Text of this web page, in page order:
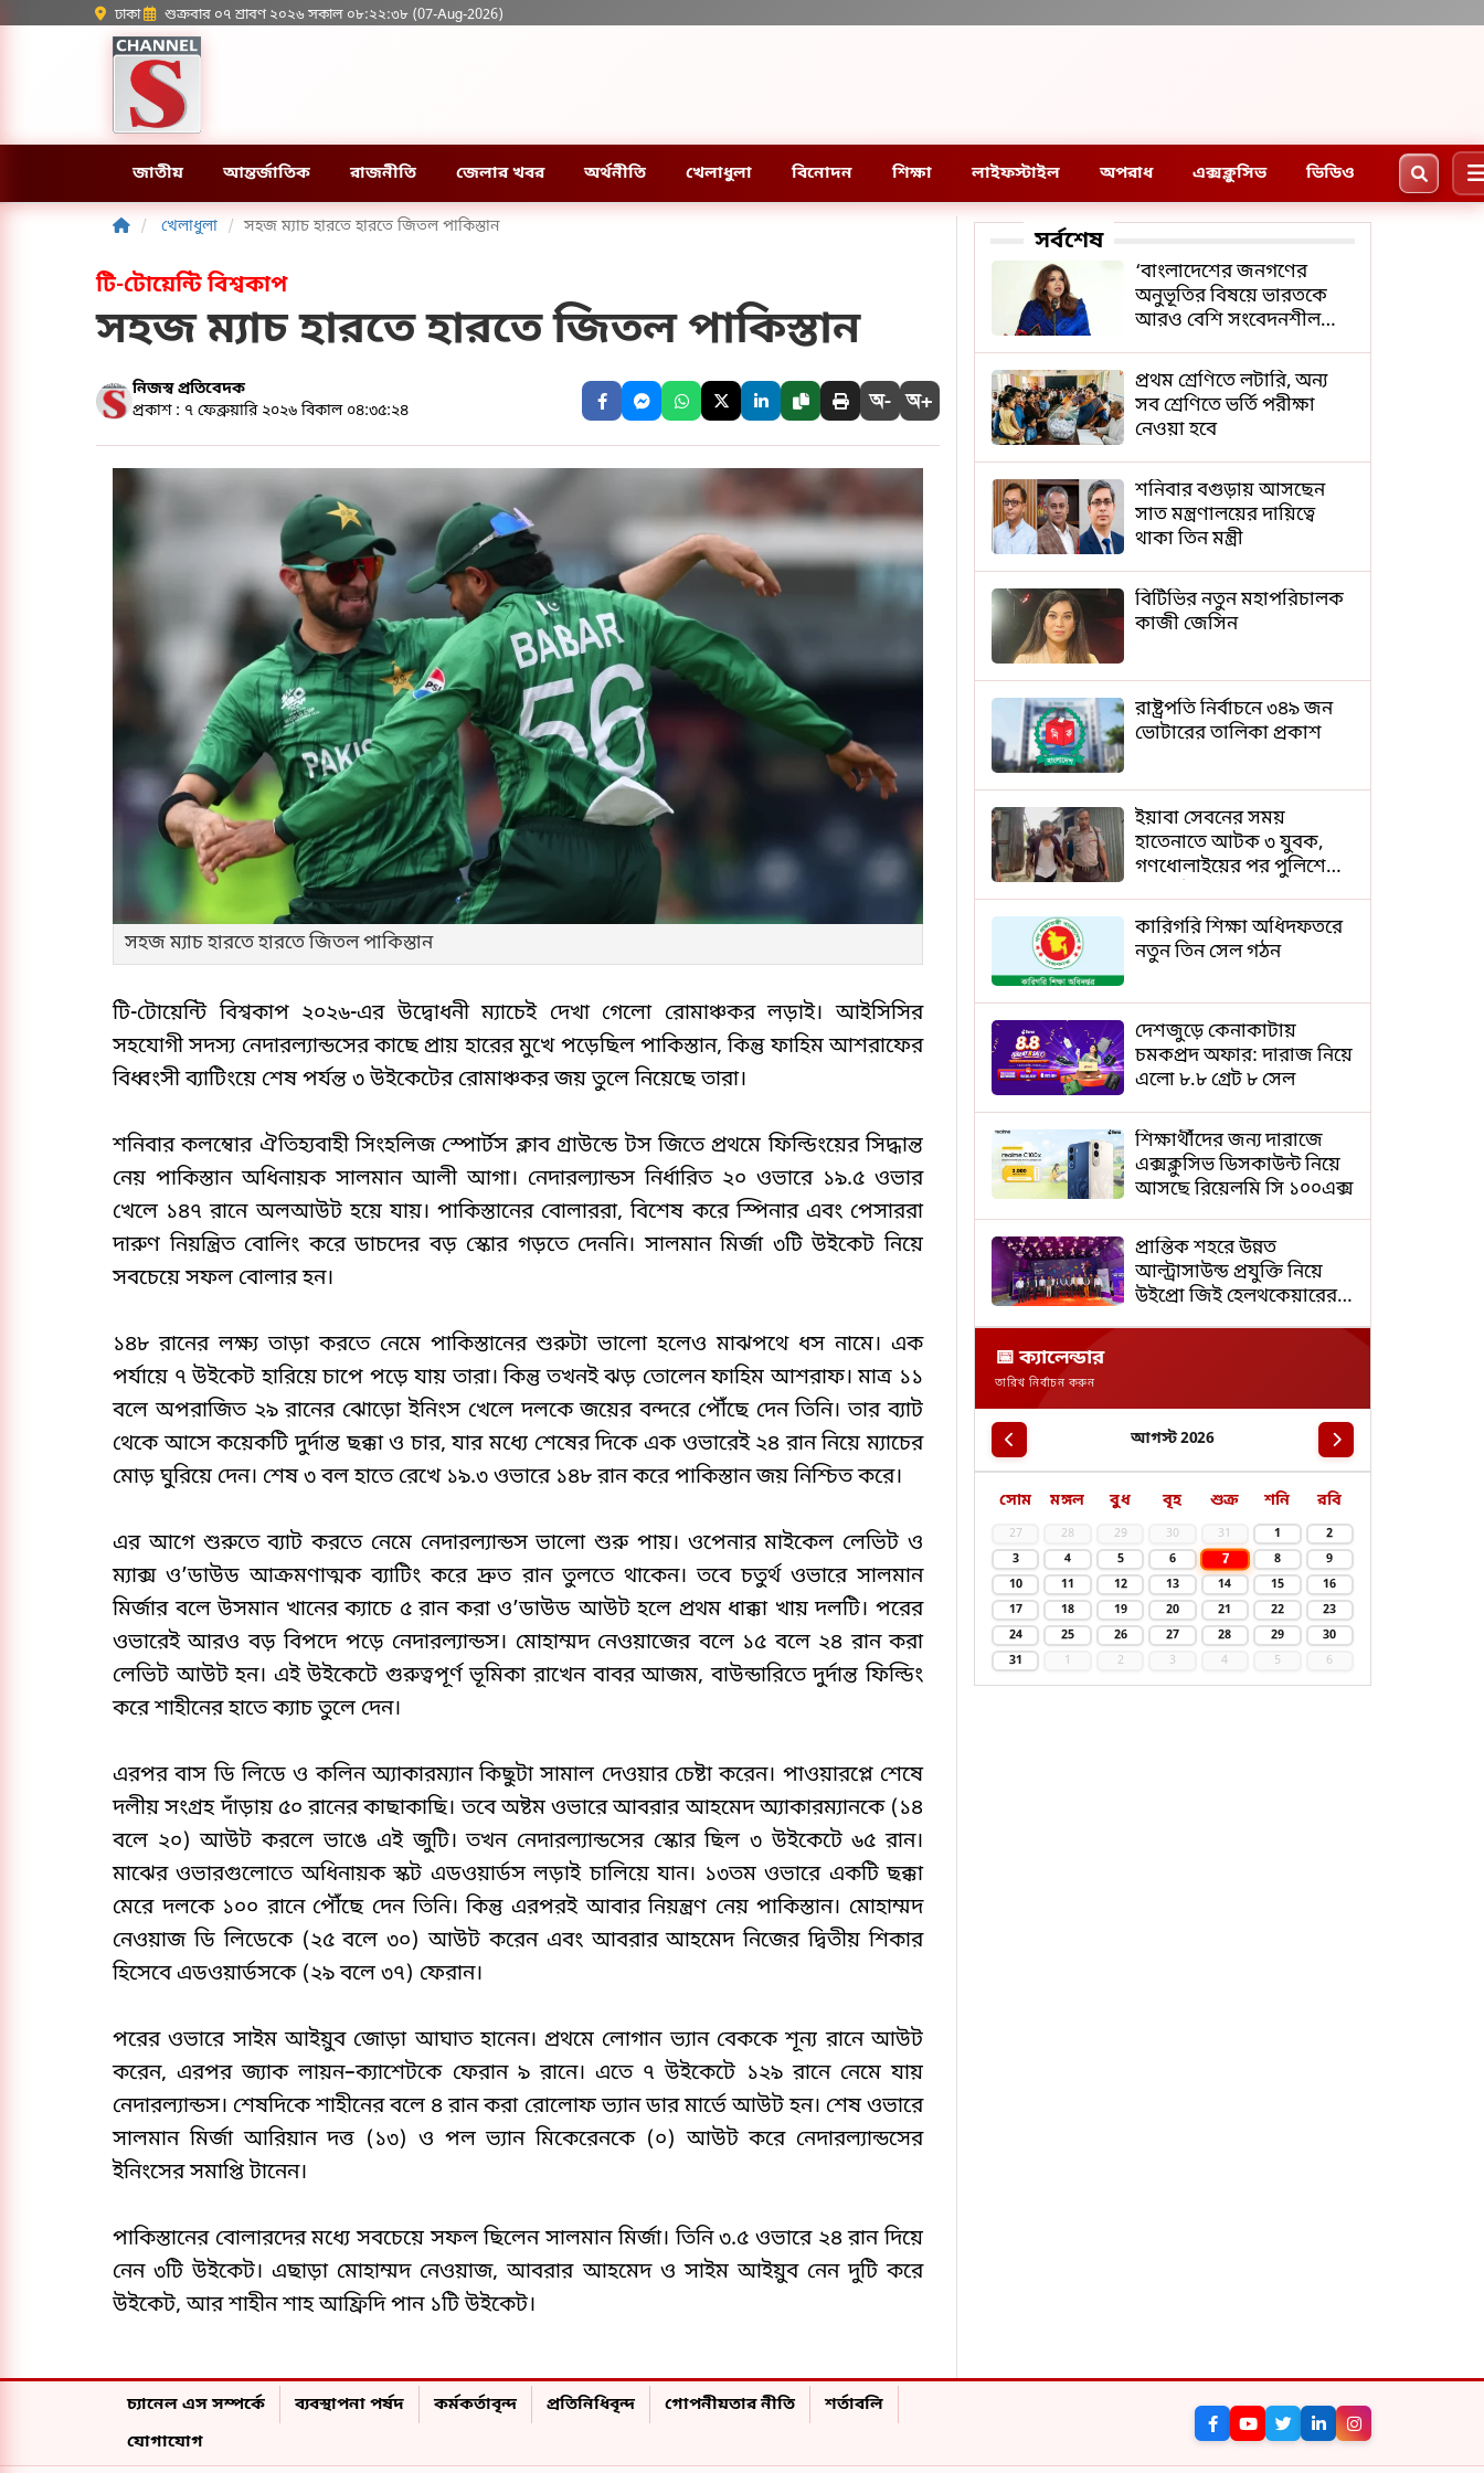
ঢাকা শুক্রবার ০৭ শ্রাবণ ২০২৬ সকাল ০৮:২২:৩৮ (07-Aug-2026)
জাতীয় আন্তর্জাতিক রাজনীতি জেলার খবর অর্থনীতি খেলাধুলা বিনোদন শিক্ষা লাইফস্টাইল অপরাধ এক্সক্লুসিভ ভিডিও
খেলাধুলা সহজ ম্যাচ হারতে হারতে জিতল পাকিস্তান
টি-টোয়েন্টি বিশ্বকাপ
সহজ ম্যাচ হারতে হারতে জিতল পাকিস্তান
নিজস্ব প্রতিবেদক
প্রকাশ : ৭ ফেব্রুয়ারি ২০২৬ বিকাল ০৪:৩৫:২৪
অ- অ+
সহজ ম্যাচ হারতে হারতে জিতল পাকিস্তান
টি-টোয়েন্টি বিশ্বকাপ ২০২৬-এর উদ্বোধনী ম্যাচেই দেখা গেলো রোমাঞ্চকর লড়াই। আইসিসির
সহযোগী সদস্য নেদারল্যান্ডসের কাছে প্রায় হারের মুখে পড়েছিল পাকিস্তান, কিন্তু ফাহিম আশরাফের
বিধ্বংসী ব্যাটিংয়ে শেষ পর্যন্ত ৩ উইকেটের রোমাঞ্চকর জয় তুলে নিয়েছে তারা।
শনিবার কলম্বোর ঐতিহ্যবাহী সিংহলিজ স্পোর্টস ক্লাব গ্রাউন্ডে টস জিতে প্রথমে ফিল্ডিংয়ের সিদ্ধান্ত
নেয় পাকিস্তান অধিনায়ক সালমান আলী আগা। নেদারল্যান্ডস নির্ধারিত ২০ ওভারে ১৯.৫ ওভার
খেলে ১৪৭ রানে অলআউট হয়ে যায়। পাকিস্তানের বোলাররা, বিশেষ করে স্পিনার এবং পেসাররা
দারুণ নিয়ন্ত্রিত বোলিং করে ডাচদের বড় স্কোর গড়তে দেননি। সালমান মির্জা ৩টি উইকেট নিয়ে
সবচেয়ে সফল বোলার হন।
১৪৮ রানের লক্ষ্য তাড়া করতে নেমে পাকিস্তানের শুরুটা ভালো হলেও মাঝপথে ধস নামে। এক
পর্যায়ে ৭ উইকেট হারিয়ে চাপে পড়ে যায় তারা। কিন্তু তখনই ঝড় তোলেন ফাহিম আশরাফ। মাত্র ১১
বলে অপরাজিত ২৯ রানের ঝোড়ো ইনিংস খেলে দলকে জয়ের বন্দরে পৌঁছে দেন তিনি। তার ব্যাট
থেকে আসে কয়েকটি দুর্দান্ত ছক্কা ও চার, যার মধ্যে শেষের দিকে এক ওভারেই ২৪ রান নিয়ে ম্যাচের
মোড় ঘুরিয়ে দেন। শেষ ৩ বল হাতে রেখে ১৯.৩ ওভারে ১৪৮ রান করে পাকিস্তান জয় নিশ্চিত করে।
এর আগে শুরুতে ব্যাট করতে নেমে নেদারল্যান্ডস ভালো শুরু পায়। ওপেনার মাইকেল লেভিট ও
ম্যাক্স ও’ডাউড আক্রমণাত্মক ব্যাটিং করে দ্রুত রান তুলতে থাকেন। তবে চতুর্থ ওভারে সালমান
মির্জার বলে উসমান খানের ক্যাচে ৫ রান করা ও’ডাউড আউট হলে প্রথম ধাক্কা খায় দলটি। পরের
ওভারেই আরও বড় বিপদে পড়ে নেদারল্যান্ডস। মোহাম্মদ নেওয়াজের বলে ১৫ বলে ২৪ রান করা
লেভিট আউট হন। এই উইকেটে গুরুত্বপূর্ণ ভূমিকা রাখেন বাবর আজম, বাউন্ডারিতে দুর্দান্ত ফিল্ডিং
করে শাহীনের হাতে ক্যাচ তুলে দেন।
এরপর বাস ডি লিডে ও কলিন অ্যাকারম্যান কিছুটা সামাল দেওয়ার চেষ্টা করেন। পাওয়ারপ্লে শেষে
দলীয় সংগ্রহ দাঁড়ায় ৫০ রানের কাছাকাছি। তবে অষ্টম ওভারে আবরার আহমেদ অ্যাকারম্যানকে (১৪
বলে ২০) আউট করলে ভাঙে এই জুটি। তখন নেদারল্যান্ডসের স্কোর ছিল ৩ উইকেটে ৬৫ রান।
মাঝের ওভারগুলোতে অধিনায়ক স্কট এডওয়ার্ডস লড়াই চালিয়ে যান। ১৩তম ওভারে একটি ছক্কা
মেরে দলকে ১০০ রানে পৌঁছে দেন তিনি। কিন্তু এরপরই আবার নিয়ন্ত্রণ নেয় পাকিস্তান। মোহাম্মদ
নেওয়াজ ডি লিডেকে (২৫ বলে ৩০) আউট করেন এবং আবরার আহমেদ নিজের দ্বিতীয় শিকার
হিসেবে এডওয়ার্ডসকে (২৯ বলে ৩৭) ফেরান।
পরের ওভারে সাইম আইয়ুব জোড়া আঘাত হানেন। প্রথমে লোগান ভ্যান বেককে শূন্য রানে আউট
করেন, এরপর জ্যাক লায়ন–ক্যাশেটকে ফেরান ৯ রানে। এতে ৭ উইকেটে ১২৯ রানে নেমে যায়
নেদারল্যান্ডস। শেষদিকে শাহীনের বলে ৪ রান করা রোলোফ ভ্যান ডার মার্ভে আউট হন। শেষ ওভারে
সালমান মির্জা আরিয়ান দত্ত (১৩) ও পল ভ্যান মিকেরেনকে (০) আউট করে নেদারল্যান্ডসের
ইনিংসের সমাপ্তি টানেন।
পাকিস্তানের বোলারদের মধ্যে সবচেয়ে সফল ছিলেন সালমান মির্জা। তিনি ৩.৫ ওভারে ২৪ রান দিয়ে
নেন ৩টি উইকেট। এছাড়া মোহাম্মদ নেওয়াজ, আবরার আহমেদ ও সাইম আইয়ুব নেন দুটি করে
উইকেট, আর শাহীন শাহ আফ্রিদি পান ১টি উইকেট।
সর্বশেষ
‘বাংলাদেশের জনগণের
অনুভূতির বিষয়ে ভারতকে
আরও বেশি সংবেদনশীল
প্রথম শ্রেণিতে লটারি, অন্য
সব শ্রেণিতে ভর্তি পরীক্ষা
নেওয়া হবে
শনিবার বগুড়ায় আসছেন
সাত মন্ত্রণালয়ের দায়িত্বে
থাকা তিন মন্ত্রী
বিটিভির নতুন মহাপরিচালক
কাজী জেসিন
রাষ্ট্রপতি নির্বাচনে ৩৪৯ জন
ভোটারের তালিকা প্রকাশ
ইয়াবা সেবনের সময়
হাতেনাতে আটক ৩ যুবক,
গণধোলাইয়ের পর পুলিশে
কারিগরি শিক্ষা অধিদফতরে
নতুন তিন সেল গঠন
দেশজুড়ে কেনাকাটায়
চমকপ্রদ অফার: দারাজ নিয়ে
এলো ৮.৮ গ্রেট ৮ সেল
শিক্ষার্থীদের জন্য দারাজে
এক্সক্লুসিভ ডিসকাউন্ট নিয়ে
আসছে রিয়েলমি সি ১০০এক্স
প্রান্তিক শহরে উন্নত
আল্ট্রাসাউন্ড প্রযুক্তি নিয়ে
উইপ্রো জিই হেলথকেয়ারের
‘হেলথ এক্সপ্রেস’ চালু
📅 ক্যালেন্ডার
তারিখ নির্বাচন করুন
আগস্ট 2026
সোম মঙ্গল বুধ বৃহ শুক্র শনি রবি
27 28 29 30 31 1
2
3
4 5 6 7 8
9
10
11 12 13 14 15
16
17
18 19 20 21 22
23
24
25 26 27 28 29
30
31
1 2 3 4 5 6
চ্যানেল এস সম্পর্কে ব্যবস্থাপনা পর্ষদ কর্মকর্তাবৃন্দ প্রতিনিধিবৃন্দ গোপনীয়তার নীতি
শর্তাবলি
যোগাযোগ